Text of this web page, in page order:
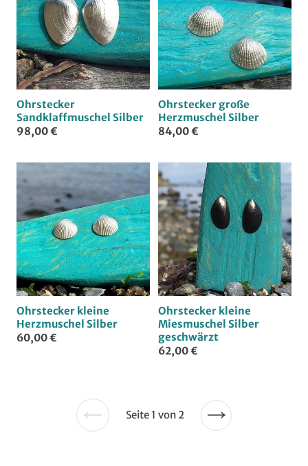
Ohrstecker
Sandklaffmuschel Silber
98,00 €
Ohrstecker große
Herzmuschel Silber
84,00 €
Ohrstecker kleine
Herzmuschel Silber
60,00 €
Ohrstecker kleine
Miesmuschel Silber
geschwärzt
62,00 €
Vorherige
Seite 1 von 2
Nächste